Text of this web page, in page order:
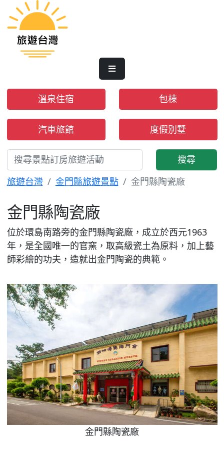
溫泉住宿 包棟
汽車旅館 度假別墅
搜尋
旅遊台灣
金門縣旅遊景點 金門縣陶瓷廠
金門縣陶瓷廠
位於環島南路旁的金門縣陶瓷廠，成立於西元1963
年，是全國唯一的官窯，取高級瓷土為原料，加上藝
師彩繪的功夫，造就出金門陶瓷的典範。
金門縣陶瓷廠